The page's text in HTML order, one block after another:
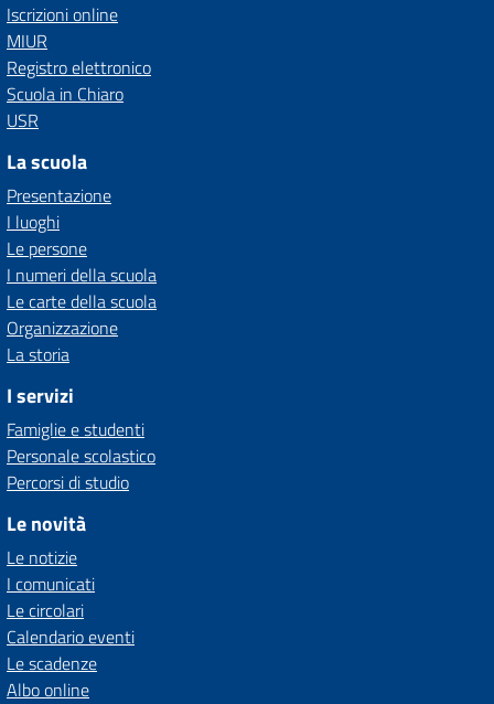
Iscrizioni online
MIUR
Registro elettronico
Scuola in Chiaro
USR
La scuola
Presentazione
I luoghi
Le persone
I numeri della scuola
Le carte della scuola
Organizzazione
La storia
I servizi
Famiglie e studenti
Personale scolastico
Percorsi di studio
Le novità
Le notizie
I comunicati
Le circolari
Calendario eventi
Le scadenze
Albo online